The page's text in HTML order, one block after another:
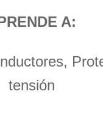
A:
tensión